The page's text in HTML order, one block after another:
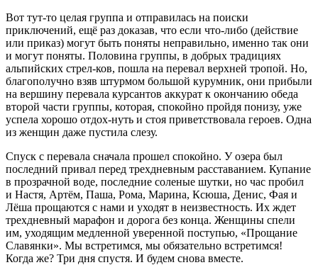
Вот тут-то целая группа и отправилась на поиски
приключений, ещё раз доказав, что если что-либо (действие
или приказ) могут быть поняты неправильно, именно так они
и могут поняты. Половина группы, в добрых традициях
альпийских стрел-ков, пошла на перевал верхней тропой. Но,
благополучно взяв штурмом большой курумник, они прибыли
на вершину перевала курсантов аккурат к окончанию обеда
второй части группы, которая, спокойно пройдя понизу, уже
успела хорошо отдох-нуть и стоя приветствовала героев. Одна
из женщин даже пустила слезу.
Спуск с перевала сначала прошел спокойно. У озера был
последний привал перед трехдневным расставанием. Купание
в прозрачной воде, последние соленые шутки, но час пробил
и Настя, Артём, Паша, Рома, Марина, Ксюша, Денис, Фая и
Лёша прощаются с нами и уходят в неизвестность. Их ждет
трехдневный марафон и дорога без конца. Женщины спели
им, уходящим медленной уверенной поступью, «Прощание
Славянки». Мы встретимся, мы обязательно встретимся!
Когда же? Три дня спустя. И будем снова вместе.